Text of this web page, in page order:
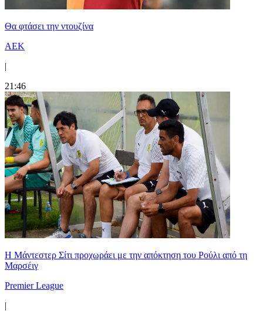
Θα φτάσει την ντουζίνα
ΑΕΚ
|
21:46
Η Μάντεστερ Σίτι προχωράει με την απόκτηση του Ρούλι από τη
Μαρσέιγ
Premier League
|